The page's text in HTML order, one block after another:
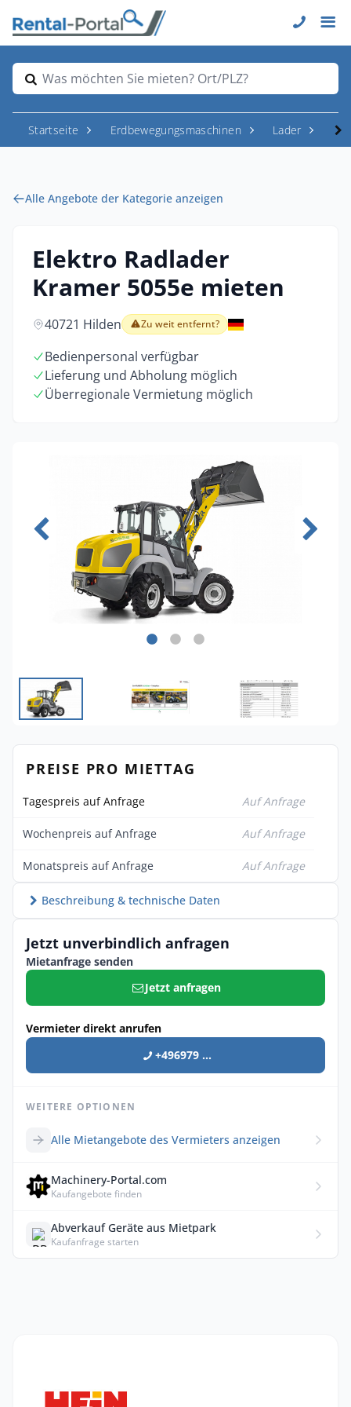
Was möchten Sie mieten? Ort/PLZ?
Startseite Erdbewegungsmaschinen Lader
Alle Angebote der Kategorie anzeigen
Elektro Radlader
Kramer 5055e mieten
40721 Hilden Zu weit entfernt?
Bedienpersonal verfügbar
Lieferung und Abholung möglich
Überregionale Vermietung möglich
PREISE PRO MIETTAG
Tagespreis auf Anfrage Auf Anfrage
Wochenpreis auf Anfrage Auf Anfrage
Monatspreis auf Anfrage Auf Anfrage
Beschreibung & technische Daten
Jetzt unverbindlich anfragen
Mietanfrage senden
Jetzt anfragen
Vermieter direkt anrufen
+496979 ...
WEITERE OPTIONEN
Alle Mietangebote des Vermieters anzeigen
Machinery-Portal.com
Kaufangebote finden
Abverkauf Geräte aus Mietpark
Kaufanfrage starten